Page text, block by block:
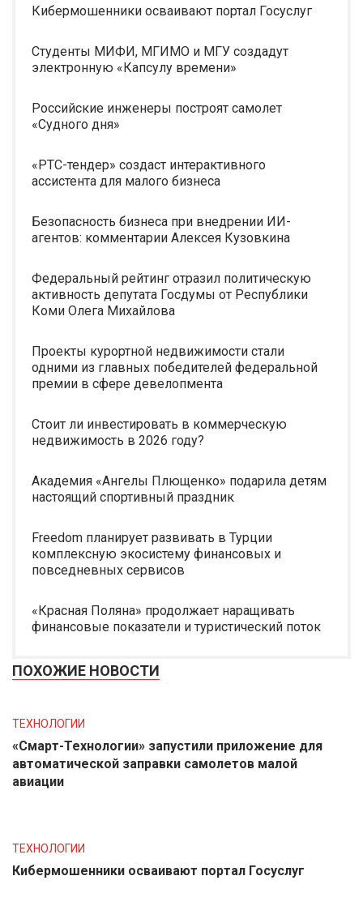
Кибермошенники осваивают портал Госуслуг
Студенты МИФИ, МГИМО и МГУ создадут
электронную «Капсулу времени»
Российские инженеры построят самолет
«Судного дня»
«РТС-тендер» создаст интерактивного
ассистента для малого бизнеса
Безопасность бизнеса при внедрении ИИ-
агентов: комментарии Алексея Кузовкина
Федеральный рейтинг отразил политическую
активность депутата Госдумы от Республики
Коми Олега Михайлова
Проекты курортной недвижимости стали
одними из главных победителей федеральной
премии в сфере девелопмента
Стоит ли инвестировать в коммерческую
недвижимость в 2026 году?
Академия «Ангелы Плющенко» подарила детям
настоящий спортивный праздник
Freedom планирует развивать в Турции
комплексную экосистему финансовых и
повседневных сервисов
«Красная Поляна» продолжает наращивать
финансовые показатели и туристический поток
ПОХОЖИЕ НОВОСТИ
ТЕХНОЛОГИИ
«Смарт-Технологии» запустили приложение для
автоматической заправки самолетов малой
авиации
ТЕХНОЛОГИИ
Кибермошенники осваивают портал Госуслуг